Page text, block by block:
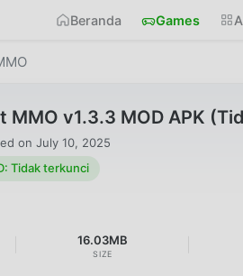
Beranda Games
MMO v1.3.3 MOD APK
on July 10, 2025
Tidak terkunci
16.03MB
SIZE